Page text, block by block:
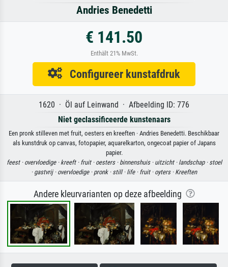
Andries Benedetti
€ 141.50
Enthält 21% MwSt.
Configureer kunstafdruk
1620 · Öl auf Leinwand · Afbeelding ID: 776
Niet geclassificeerde kunstenaars
Een pronk stilleven met fruit, oesters en kreeften · Andries Benedetti. Beschikbaar
als kunstdruk op canvas, fotopapier, aquarelkarton, ongecoat papier of Japans
papier.
feest · overvloedige · kreeft · fruit · oesters · binnenshuis · uitzicht · landschap · stoel
· gastvrij · overvloedige · pronk · still · life · fruit · oyters · Kreeften
Andere kleurvarianten op deze afbeelding